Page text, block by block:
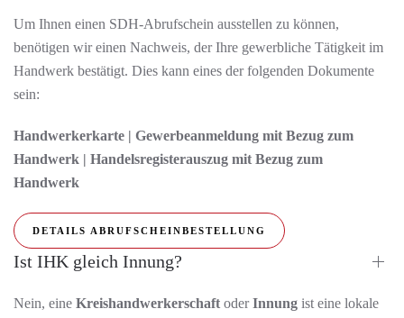
Um Ihnen einen SDH-Abrufschein ausstellen zu können,
benötigen wir einen Nachweis, der Ihre gewerbliche Tätigkeit im
Handwerk bestätigt. Dies kann eines der folgenden Dokumente
sein:
Handwerkerkarte | Gewerbeanmeldung mit Bezug zum
Handwerk | Handelsregisterauszug mit Bezug zum
Handwerk
DETAILS ABRUFSCHEINBESTELLUNG
Ist IHK gleich Innung?
Nein, eine Kreishandwerkerschaft oderInnung ist eine lokale